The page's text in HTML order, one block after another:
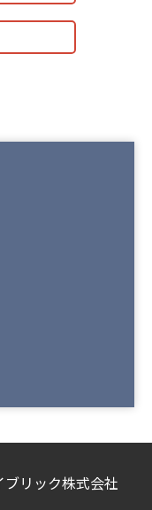
リック株式会社